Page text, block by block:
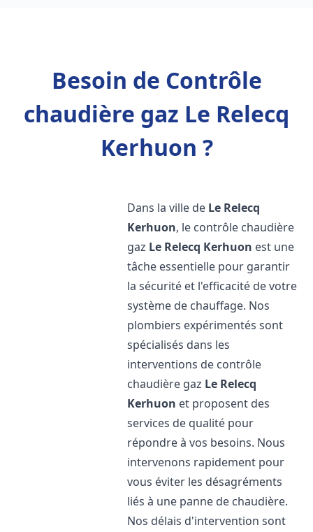
Besoin de Contrôle
chaudière gaz Le Relecq
Kerhuon ?
Dans la ville de Le Relecq
Kerhuon, le contrôle chaudière
gaz Le Relecq Kerhuon est une
tâche essentielle pour garantir
la sécurité et l'efficacité de votre
système de chauffage. Nos
plombiers expérimentés sont
spécialisés dans les
interventions de contrôle
chaudière gaz Le Relecq
Kerhuon et proposent des
services de qualité pour
répondre à vos besoins. Nous
intervenons rapidement pour
vous éviter les désagréments
liés à une panne de chaudière.
Nos délais d'intervention sont